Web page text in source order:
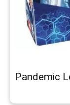
Pandemic